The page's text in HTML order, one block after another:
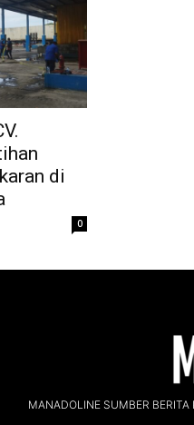
di
0
MANADOLINE SUMBER